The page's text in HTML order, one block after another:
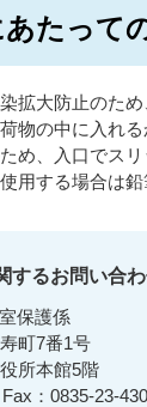
たって
拡大防止のた
物の中に入れ
め、入口でス
用する場合は
するお問い合
保護係
町7番1号
所本館5階
Fax：0835-23-